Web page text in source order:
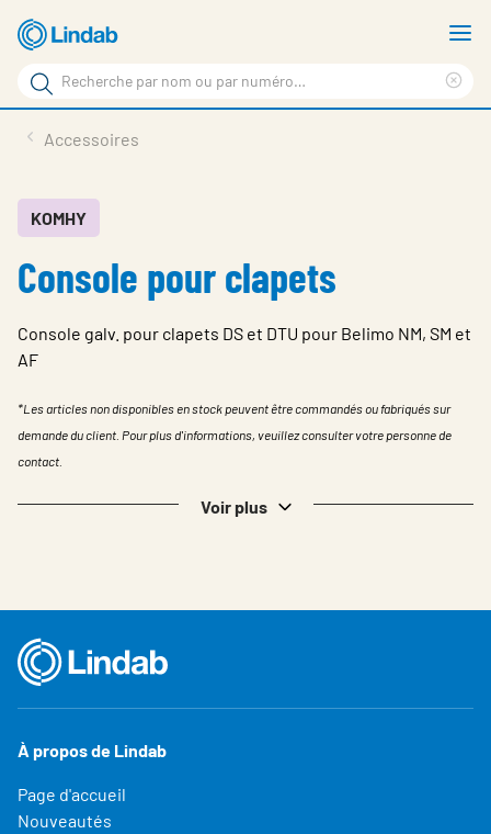
Aller
au
contenu
principal
Rechercher
Rechercher
sur
site
En vedette
À propos de Lindab
Downloads
Identification
Choisir la langue
Switzerland - French
Accessoires
KOMHY
Console pour clapets
Console galv. pour clapets DS et DTU pour Belimo NM, SM et
AF
*Les articles non disponibles en stock peuvent être commandés ou fabriqués sur
demande du client. Pour plus d'informations, veuillez consulter votre personne de
contact.
Voir plus
À propos de Lindab
Page d'accueil
Nouveautés